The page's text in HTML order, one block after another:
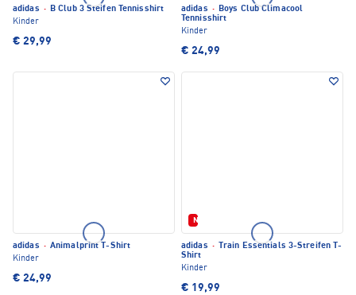
adidas · B Club 3 Steifen Tennisshirt
Kinder
€ 29,99
adidas · Boys Club Climacool
Tennisshirt
Kinder
€ 24,99
adidas · Animalprint T-Shirt
Kinder
€ 24,99
Neu
adidas ·
Train Essentials 3-Streifen T-
Shirt
Kinder
€ 19,99